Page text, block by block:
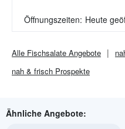
Öffnungszeiten: Heute
Alle Fischsalate Angebote
nah & frisch Prospekte
Ähnliche Angebote: